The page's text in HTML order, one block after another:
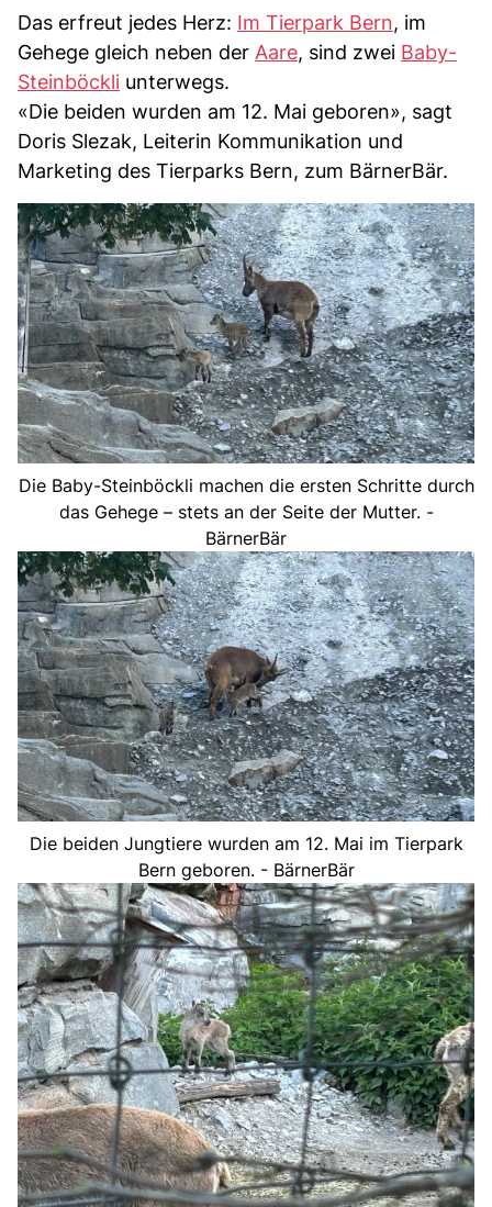
Das erfreut jedes Herz: Im Tierpark Bern, im
Gehege gleich neben der Aare, sind zwei Baby-
Steinböckli unterwegs.
«Die beiden wurden am 12. Mai geboren», sagt
Doris Slezak, Leiterin Kommunikation und
Marketing des Tierparks Bern, zum BärnerBär.
Die Baby-Steinböckli machen die ersten Schritte durch
das Gehege – stets an der Seite der Mutter. -
BärnerBär
Die beiden Jungtiere wurden am 12. Mai im Tierpark
Bern geboren. - BärnerBär